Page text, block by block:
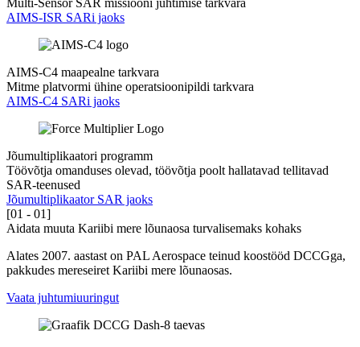
Multi-Sensor SAR missiooni juhtimise tarkvara
AIMS-ISR SARi jaoks
AIMS-C4 maapealne tarkvara
Mitme platvormi ühine operatsioonipildi tarkvara
AIMS-C4 SARi jaoks
Jõumultiplikaatori programm
Töövõtja omanduses olevad, töövõtja poolt hallatavad tellitavad
SAR-teenused
Jõumultiplikaator SAR jaoks
[01 - 01]
Aidata muuta Kariibi mere lõunaosa turvalisemaks kohaks
Alates 2007. aastast on PAL Aerospace teinud koostööd DCCGga,
pakkudes mereseiret Kariibi mere lõunaosas.
Vaata juhtumiuuringut